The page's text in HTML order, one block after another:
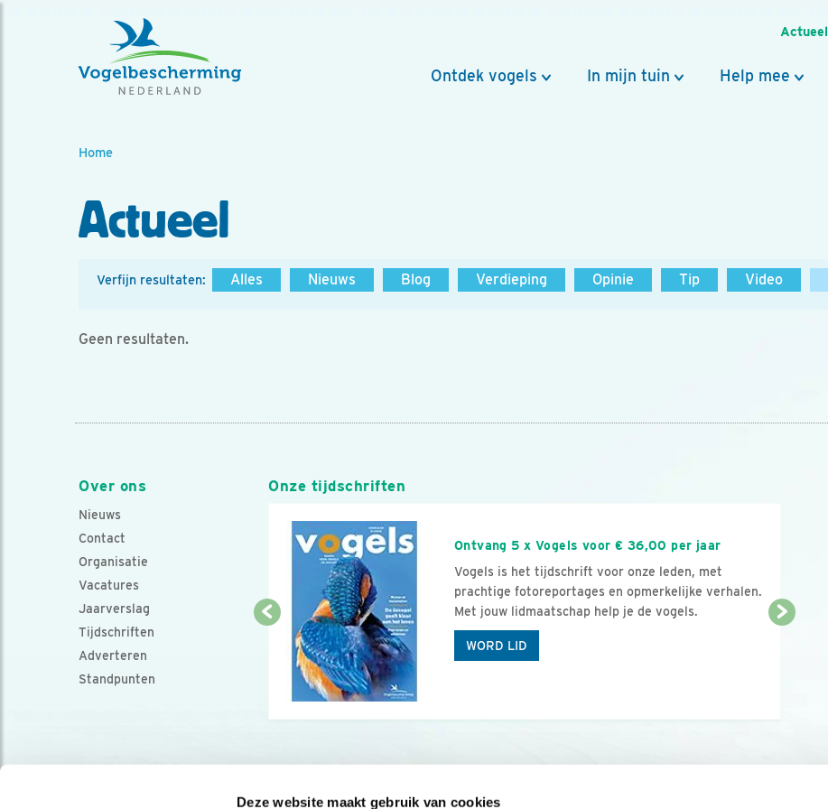
Deze website maakt gebruik van cookies
Actueel
Ontdek vogels In mijn tuin Help mee
Home
Actueel
Verfijn resultaten: Alles Nieuws Blog Verdieping Opinie Tip Video
Geen resultaten.
Over ons
Nieuws
Contact
Organisatie
Vacatures
Jaarverslag
Tijdschriften
Adverteren
Standpunten
Onze tijdschriften
Ontvang 5 x Vogels voor € 36,00 per jaar
Vogels is het tijdschrift voor onze leden, met
prachtige fotoreportages en opmerkelijke verhalen.
Met jouw lidmaatschap help je de vogels.
WORD LID